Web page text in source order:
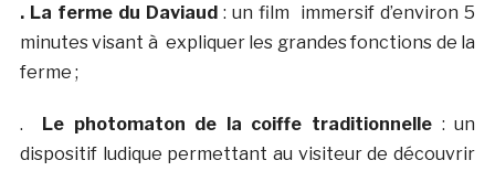
. La ferme du Daviaud: un film immersif d’environ 5
minutes visant à expliquer les grandes fonctions de la
ferme ;
. Le photomaton de la coiffe traditionnelle: un
dispositif ludique permettant au visiteur de découvrir